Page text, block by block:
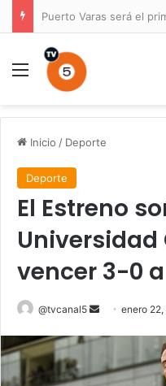
Menú
Inicio / Deporte
Deporte
El Estreno
vencer 3-0
@tvcanal5
Sendenero